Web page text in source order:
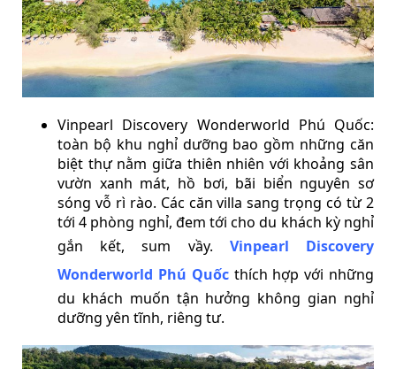
Vinpearl Discovery Wonderworld Phú Quốc:
toàn bộ khu nghỉ dưỡng bao gồm những căn
biệt thự nằm giữa thiên nhiên với khoảng sân
vườn xanh mát, hồ bơi, bãi biển nguyên sơ
sóng vỗ rì rào. Các căn villa sang trọng có từ 2
tới 4 phòng nghỉ, đem tới cho du khách kỳ nghỉ
gắn kết, sum vầy. Vinpearl Discovery
Wonderworld Phú Quốcthích hợp với những
du khách muốn tận hưởng không gian nghỉ
dưỡng yên tĩnh, riêng tư.